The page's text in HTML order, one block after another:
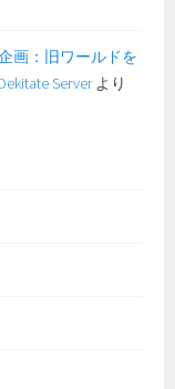
画：旧ワールドを
Serverより